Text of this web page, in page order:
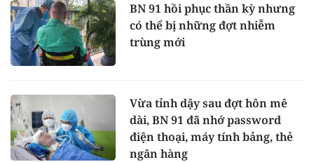
BN 91 hồi phục thần kỳ nhưng
có thể bị những đợt nhiễm
trùng mới
Vừa tỉnh dậy sau đợt hôn mê
dài, BN 91 đã nhớ password
điện thoại, máy tính bảng, thẻ
ngân hàng